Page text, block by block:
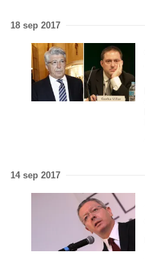
18 sep 2017
14 sep 2017